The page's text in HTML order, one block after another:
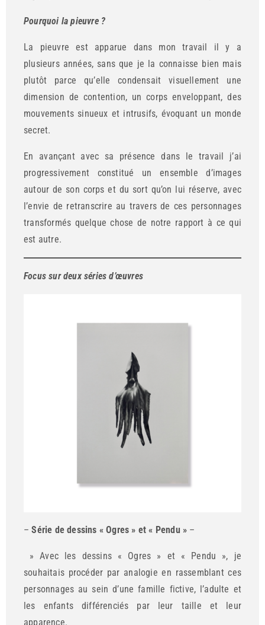
Pourquoi la pieuvre ?
La pieuvre est apparue dans mon travail il y a
plusieurs années, sans que je la connaisse bien mais
plutôt parce qu’elle condensait visuellement une
dimension de contention, un corps enveloppant, des
mouvements sinueux et intrusifs, évoquant un monde
secret.
En avançant avec sa présence dans le travail j’ai
progressivement constitué un ensemble d’images
autour de son corps et du sort qu’on lui réserve, avec
l’envie de retranscrire au travers de ces personnages
transformés quelque chose de notre rapport à ce qui
est autre.
Focus sur deux séries d’œuvres
–Série de dessins « Ogres » et « Pendu » –
» Avec les dessins « Ogres » et « Pendu », je
souhaitais procéder par analogie en rassemblant ces
personnages au sein d’une famille fictive, l’adulte et
les enfants différenciés par leur taille et leur
apparence.